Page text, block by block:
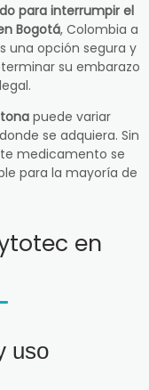
para interrumpir el
Bogotá, Colombia a
una opción segura y
su embarazo
puede variar
se adquiera. Sin
medicamento se
para la mayoría de
en
uso